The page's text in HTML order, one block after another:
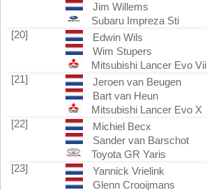
Jim Willems
Subaru Impreza Sti
[20]
Edwin Wils
Wim Stupers
Mitsubishi Lancer Evo Vii
[21]
Jeroen van Beugen
Bart van Heun
Mitsubishi Lancer Evo X
[22]
Michiel Becx
Sander van Barschot
Toyota GR Yaris
[23]
Yannick Vrielink
Glenn Crooijmans